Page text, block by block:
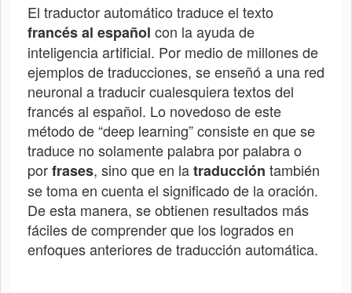
El traductor automático traduce el texto
francés al español con la ayuda de
inteligencia artificial. Por medio de millones de
ejemplos de traducciones, se enseñó a una red
neuronal a traducir cualesquiera textos del
francés al español. Lo novedoso de este
método de “deep learning” consiste en que se
traduce no solamente palabra por palabra o
porfrases, sino que en latraducción también
se toma en cuenta el significado de la oración.
De esta manera, se obtienen resultados más
fáciles de comprender que los logrados en
enfoques anteriores de traducción automática.